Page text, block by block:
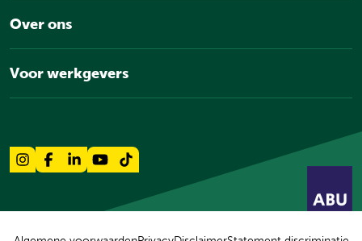
Over ons
Voor werkgevers